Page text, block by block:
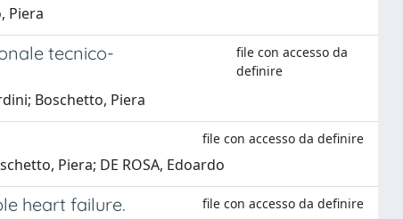
Piera
tecnico-
file con accesso da
definire
Boschetto, Piera
file con accesso da definire
Piera; DE ROSA, Edoardo
heart failure. file con accesso da definire